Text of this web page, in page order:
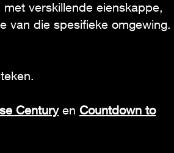
verskillende eienskappe,
van die spesifieke omgewing.
Centuryen Countdown to